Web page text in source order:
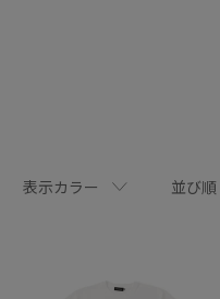
表示カラー 並び順